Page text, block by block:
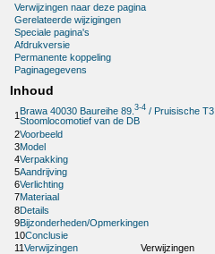
Verwijzingen naar deze pagina
Gerelateerde wijzigingen
Speciale pagina's
Afdrukversie
Permanente koppeling
Paginagegevens
Inhoud
1 Brawa 40030 Baureihe 89.3-4 / Pruisische T3
Stoomlocomotief van de DB
2Voorbeeld
3Model
4Verpakking
5Aandrijving
6Verlichting
7Materiaal
8Details
9Bijzonderheden/Opmerkingen
10Conclusie
11Verwijzingen
Verwijzingen